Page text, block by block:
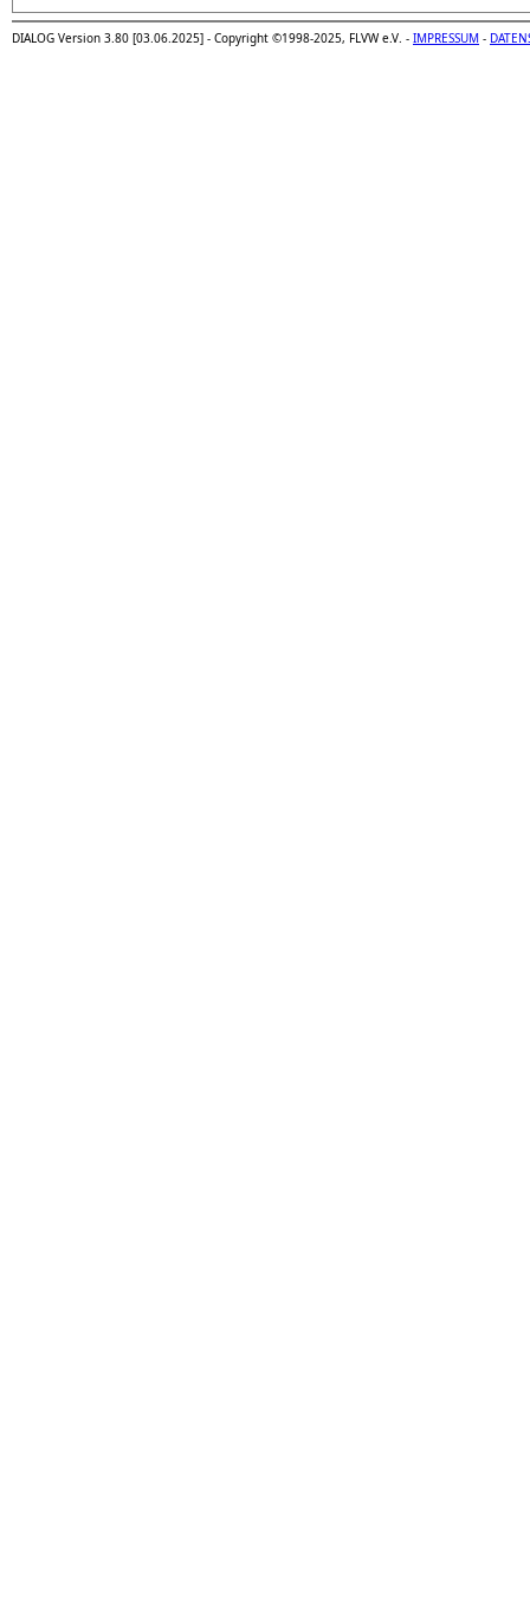
DIALOG Version 3.80 [03.06.2025] - Copyright ©1998-2025, FLVW e.V. - IMPRESSUM -